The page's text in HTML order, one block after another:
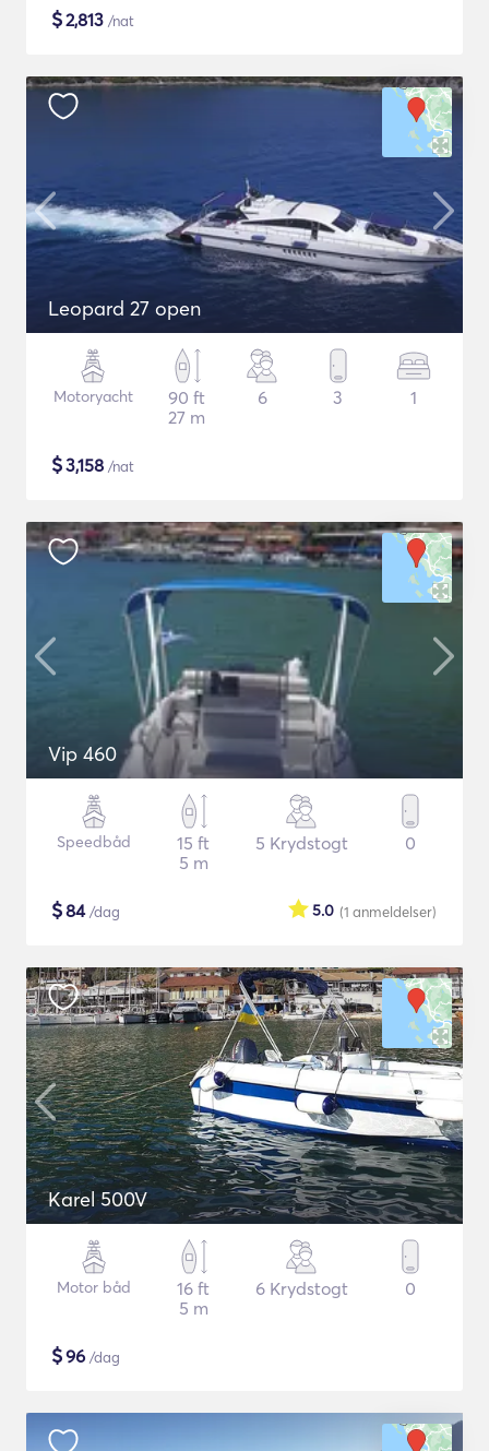
$2,813 /nat
Leopard 27 open
Motoryacht
90 ft
27 m
6 3 1
$3,158 /nat
Vip 460
Speedbåd
15 ft
5 m
5 Krydstogt 0
$84/dag (1 anmeldelser)
5.0
Karel 500V
Motor båd
16 ft
5 m
6 Krydstogt 0
$96 /dag